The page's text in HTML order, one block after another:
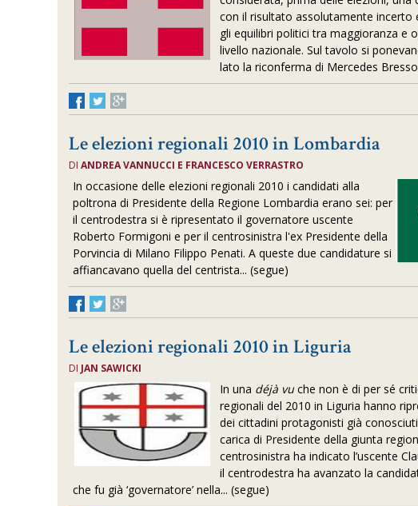
con il risultato assolutamente incerto
gli equilibri politici tra maggioranza e
livello nazionale. Sul tavolo si
lato la riconferma di Mercedes
Le elezioni regionali 2010 in Lombardia
DIANDREA VANNUCCI E FRANCESCO VERRASTRO
In occasione delle elezioni regionali 2010 i candidati alla
poltrona di Presidente della Regione Lombardia erano sei: per
il centrodestra si è ripresentato il governatore uscente
Roberto Formigoni e per il centrosinistra l'ex Presidente della
Porvincia di Milano Filippo Penati. A queste due candidature si
affiancavano quella del centrista... (segue)
Le elezioni regionali 2010 in Liguria
DI JAN SAWICKI
In una déjà vuche non è di per sé
regionali del 2010 in Liguria hanno
dei cittadini protagonisti già
carica di Presidente della giunta
centrosinistra ha indicato l’uscente
il centrodestra ha avanzato la
che fu già ‘governatore’ nella... (segue)